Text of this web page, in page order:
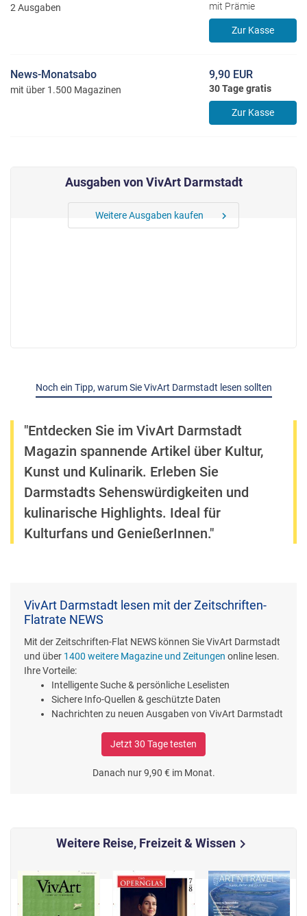
2 Ausgaben mit Prämie
Zur Kasse
News-Monatsabo
mit über 1.500 Magazinen
9,90 EUR
30 Tage gratis
Zur Kasse
Ausgaben von VivArt Darmstadt
Weitere Ausgaben kaufen chevron_right
Noch ein Tipp, warum Sie VivArt Darmstadt lesen sollten
"Entdecken Sie im VivArt Darmstadt
Magazin spannende Artikel über Kultur,
Kunst und Kulinarik. Erleben Sie
Darmstadts Sehenswürdigkeiten und
kulinarische Highlights. Ideal für
Kulturfans und GenießerInnen."
VivArt Darmstadt lesen mit der Zeitschriften-
Flatrate NEWS
Mit der Zeitschriften-Flat NEWS können Sie VivArt Darmstadt
und über 1400 weitere Magazine und Zeitungen online lesen.
Ihre Vorteile:
Intelligente Suche & persönliche Leselisten
Sichere Info-Quellen & geschützte Daten
Nachrichten zu neuen Ausgaben von VivArt Darmstadt
Jetzt 30 Tage testen
Danach nur 9,90 € im Monat.
Weitere Reise, Freizeit & Wissenchevron_right